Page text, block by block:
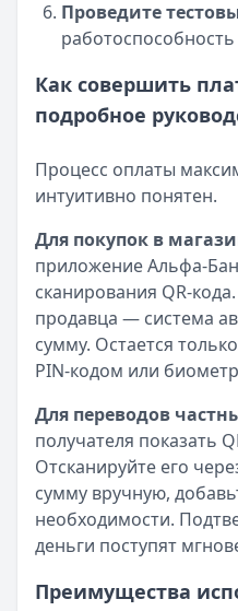
Проведите
работоспособность
Как совершить
подробное
Процесс оплаты
интуитивно понятен.
Для покупок в
приложение Альфа-
сканирования QR-
продавца — система
сумму. Остается
PIN-кодом или
Для переводов
получателя показать
Отсканируйте его
сумму вручную,
необходимости.
деньги поступят
Преимущества